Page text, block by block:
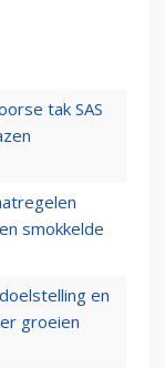
tak SAS
smokkelde
en
groeien